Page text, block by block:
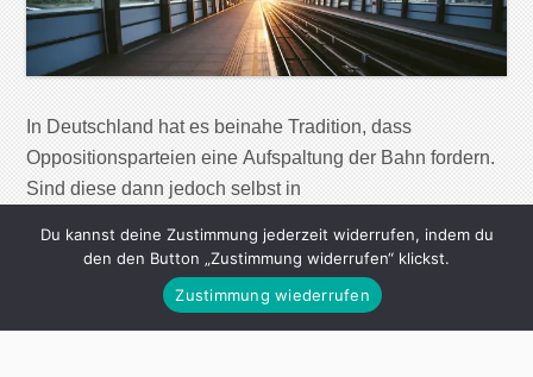
In Deutschland hat es beinahe Tradition, dass
Oppositionsparteien eine Aufspaltung der Bahn fordern.
Sind diese dann jedoch selbst in
Aktuell setzen sich CDU/CSU für eine Trennung des
Schienennetzes vom Zugverkehr ein. Und erstmals zeigt
sich nun eine amtierende Regierung für den Vorschlag
Du kannst deine Zustimmung jederzeit widerrufen, indem du
den den Button „Zustimmung widerrufen“ klickst.
Zustimmung wiederrufen